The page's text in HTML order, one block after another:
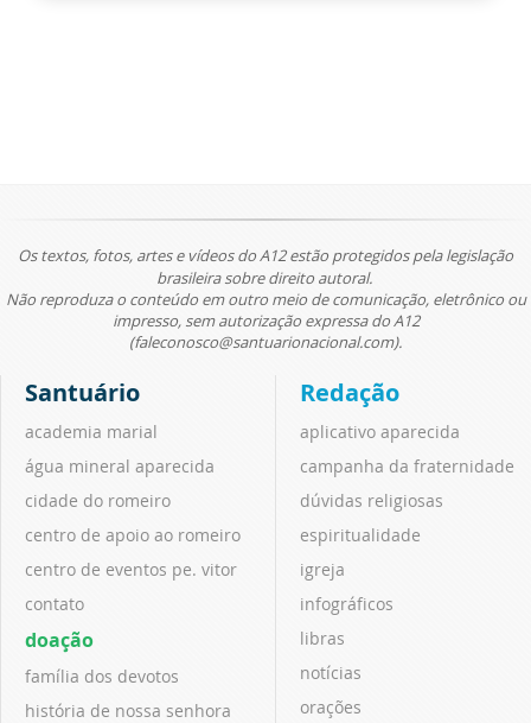
Os textos, fotos, artes e vídeos do A12 estão protegidos pela legislação
brasileira sobre direito autoral.
Não reproduza o conteúdo em outro meio de comunicação, eletrônico ou
impresso, sem autorização expressa do A12
(faleconosco@santuarionacional.com).
Santuário
academia marial
água mineral aparecida
cidade do romeiro
centro de apoio ao romeiro
centro de eventos pe. vitor
contato
doação
família dos devotos
história de nossa senhora
Redação
aplicativo aparecida
campanha da fraternidade
dúvidas religiosas
espiritualidade
igreja
infográficos
libras
notícias
orações